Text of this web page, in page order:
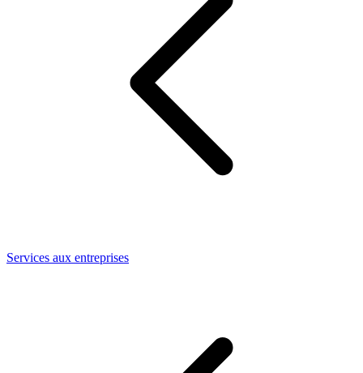
Services aux entreprises